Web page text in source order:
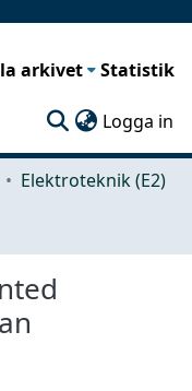
arkivet Statistik
Logga in
Elektroteknik (E2)